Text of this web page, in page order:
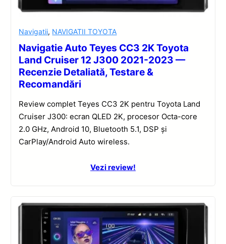
Navigatii, NAVIGATII TOYOTA
Navigatie Auto Teyes CC3 2K Toyota
Land Cruiser 12 J300 2021-2023 —
Recenzie Detaliată, Testare &
Recomandări
Review complet Teyes CC3 2K pentru Toyota Land
Cruiser J300: ecran QLED 2K, procesor Octa-core
2.0 GHz, Android 10, Bluetooth 5.1, DSP și
CarPlay/Android Auto wireless.
Vezi review!